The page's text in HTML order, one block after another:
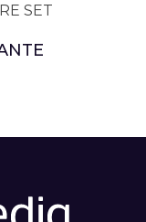
SET